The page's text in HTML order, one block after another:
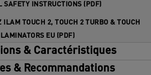
SAFETY INSTRUCTIONS (PDF)
ILAM TOUCH 2, TOUCH 2 TURBO & TOUCH
EU (PDF)
& Caractéristiques
& Recommandations